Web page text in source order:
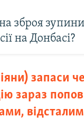
зброя
на Донбасі?
запаси
зараз